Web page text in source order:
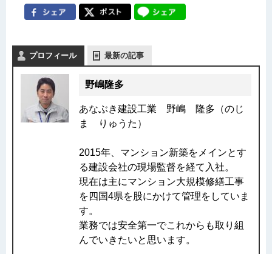
プロフィール 最新の記事
野嶋隆多
あなぶき建設工業 野嶋 隆多（のじ
ま りゅうた）
2015年、マンション新築をメインとす
る建設会社の現場監督を経て入社。
現在は主にマンション大規模修繕工事
を四国4県を股にかけて管理をしていま
す。
業務では安全第一でこれからも取り組
んでいきたいと思います。